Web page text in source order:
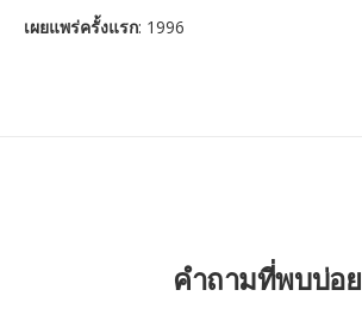
เผยแพร่ครั้งแรก: 1996
คำถามที่พบบ่อย